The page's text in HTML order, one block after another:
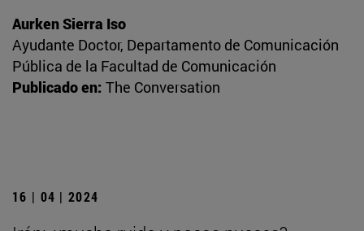
Aurken Sierra Iso
Ayudante Doctor, Departamento de Comunicación
Pública de la Facultad de Comunicación
Publicado en: The Conversation
16 | 04 | 2024